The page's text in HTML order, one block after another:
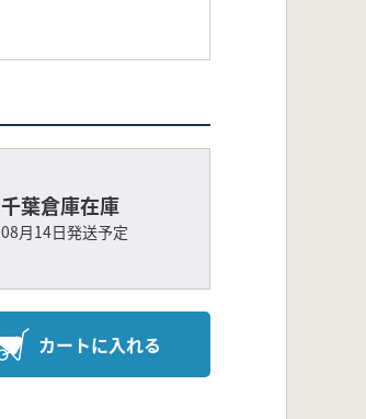
千葉倉庫在庫
08月14日発送予定
カートに入れる